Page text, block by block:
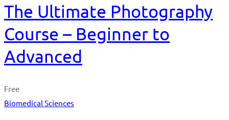
The Ultimate Photography
Course – Beginner to
Advanced
Free
Biomedical Sciences